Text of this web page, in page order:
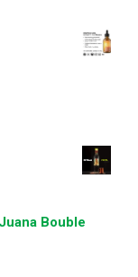
Bouble